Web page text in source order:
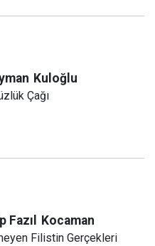
Kuloğlu
Çağı
Fazıl Kocaman
Filistin Gerçekleri